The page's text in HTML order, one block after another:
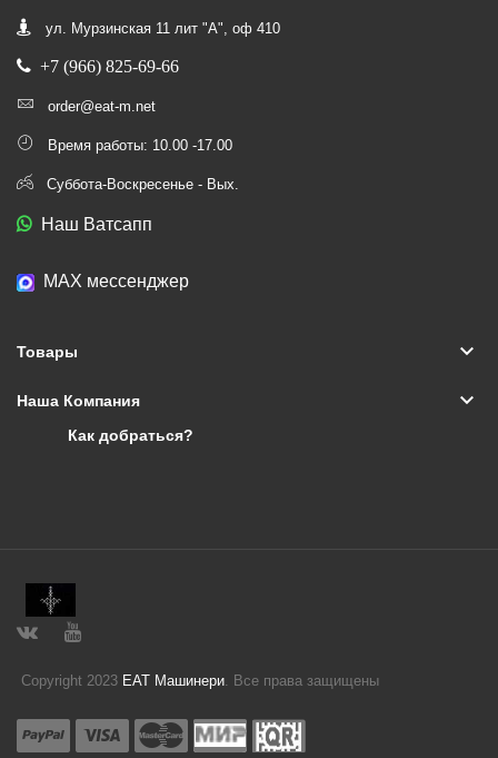
ул. Мурзинская 11 лит "А", оф 410
+7 (966) 825-69-66
order@eat-m.net
Время работы: 10.00 -17.00
Суббота-Воскресенье - Вых.
Наш Ватсапп
МАХ мессенджер
Товары keyboard_arrow_down
Наша Компания keyboard_arrow_down
Как добраться?
Copyright 2023 ЕАТ Машинери. Все права защищены